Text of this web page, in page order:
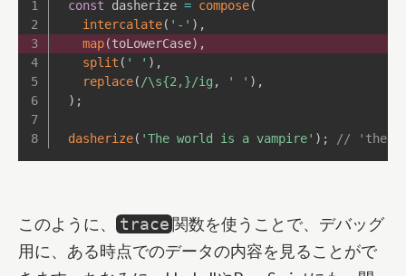
const dasherize = compose(
intercalate( '-' ) ,
map(toLowerCase) ,
split ( ' ' ) ,
replace( /\s{2,}/ig , ' ' ) ,
) ;
dasherize( 'The world is a vampire' ) ; // 'the-
このように、 trace関数を使うことで、デバッグ
用に、ある時点でのデータの内容を見ることがで